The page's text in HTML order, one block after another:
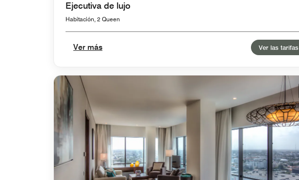
Ejecutiva de lujo
Habitación, 2 Queen
Ver más Ver las tarifas